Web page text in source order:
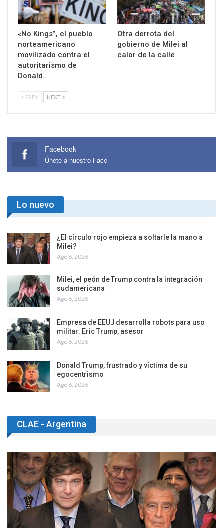
«No Kings”, el pueblo
norteamericano
movilizado contra el
autoritarismo de
Donald…
Otra derrota del
gobierno de Milei al
calor de la calle
PREV NEXT
Facebook
Únete a nuestro Face
Lo nuevo
¿El círculo rojo empieza a soltarle la mano a
Milei?
Ago 6, 2026
Milei, el peón de Trump contra la integración
sudamericana
Ago 6, 2026
Empresa de EEUU desarrolla robots para uso
militar: Eric Trump, asesor
Ago 6, 2026
Donald Trump, frustrado y víctima de su
egocentrismo
Ago 6, 2026
CLAE - Argentina